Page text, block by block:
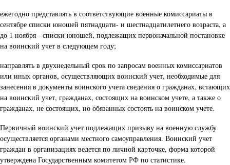
ежегодно представлять в соответствующие военные комиссариаты в
сентябре списки юношей пятнадцати- и шестнадцатилетнего возраста, а
до 1 ноября - списки юношей, подлежащих первоначальной постановке
на воинский учет в следующем году;
направлять в двухнедельный срок по запросам военных комиссариатов
или иных органов, осуществляющих воинский учет, необходимые для
занесения в документы воинского учета сведения о гражданах, встающих
на воинский учет, гражданах, состоящих на воинском учете, а также о
гражданах, не состоящих, но обязанных состоять на воинском учете.
Первичный воинский учет подлежащих призыву на военную службу
осуществляется органами местного самоуправления. Воинский учет
граждан в организациях ведется по личной карточке, форма которой
утверждена Государственным комитетом РФ по статистике.